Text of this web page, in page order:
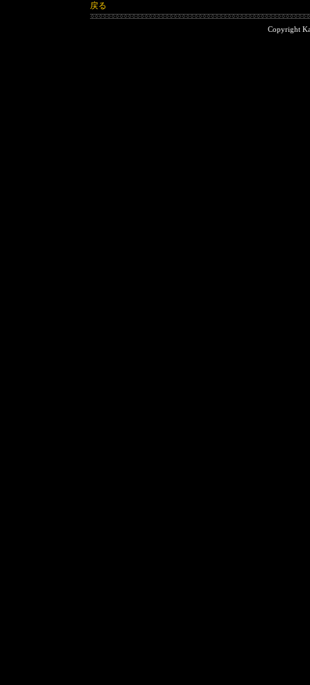
戻る
Copyright